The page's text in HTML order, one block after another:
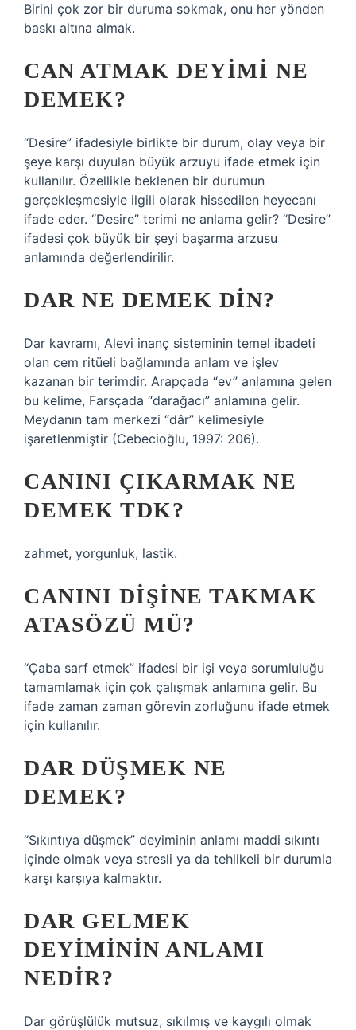
Birini çok zor bir duruma sokmak, onu her yönden
baskı altına almak.
CAN ATMAK DEYIMI NE
DEMEK?
“Desire” ifadesiyle birlikte bir durum, olay veya bir
şeye karşı duyulan büyük arzuyu ifade etmek için
kullanılır. Özellikle beklenen bir durumun
gerçekleşmesiyle ilgili olarak hissedilen heyecanı
ifade eder. “Desire” terimi ne anlama gelir? “Desire”
ifadesi çok büyük bir şeyi başarma arzusu
anlamında değerlendirilir.
DAR NE DEMEK DIN?
Dar kavramı, Alevi inanç sisteminin temel ibadeti
olan cem ritüeli bağlamında anlam ve işlev
kazanan bir terimdir. Arapçada “ev” anlamına gelen
bu kelime, Farsçada “darağacı” anlamına gelir.
Meydanın tam merkezi “dâr” kelimesiyle
işaretlenmiştir (Cebecioğlu, 1997: 206).
CANINI ÇIKARMAK NE
DEMEK TDK?
zahmet, yorgunluk, lastik.
CANINI DIŞINE TAKMAK
ATASÖZÜ MÜ?
“Çaba sarf etmek” ifadesi bir işi veya sorumluluğu
tamamlamak için çok çalışmak anlamına gelir. Bu
ifade zaman zaman görevin zorluğunu ifade etmek
için kullanılır.
DAR DÜŞMEK NE
DEMEK?
“Sıkıntıya düşmek” deyiminin anlamı maddi sıkıntı
içinde olmak veya stresli ya da tehlikeli bir durumla
karşı karşıya kalmaktır.
DAR GELMEK
DEYIMININ ANLAMI
NEDIR?
Dar görüşlülük mutsuz, sıkılmış ve kaygılı olmak